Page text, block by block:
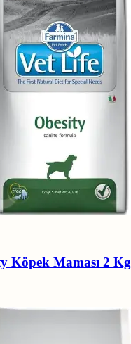
Köpek Maması 2 Kg